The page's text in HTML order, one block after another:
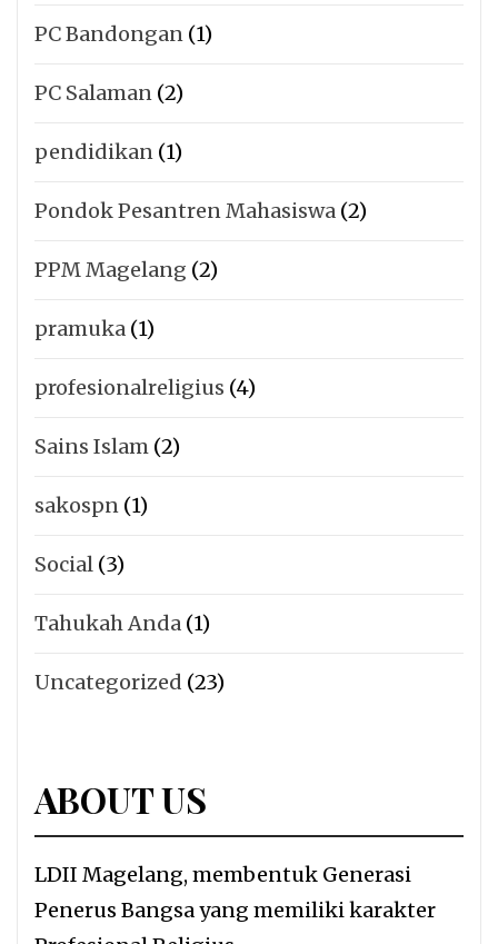
PC Bandongan (1)
PC Salaman (2)
pendidikan (1)
Pondok Pesantren Mahasiswa (2)
PPM Magelang (2)
pramuka (1)
profesionalreligius (4)
Sains Islam (2)
sakospn (1)
Social (3)
Tahukah Anda (1)
Uncategorized (23)
ABOUT US
LDII Magelang, membentuk Generasi
Penerus Bangsa yang memiliki karakter